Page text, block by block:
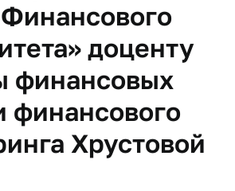
доценту
финансовых
финансового
Хрустовой